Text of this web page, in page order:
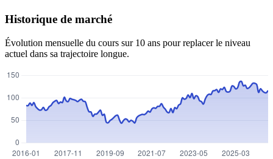
Historique de marché
Évolution mensuelle du cours sur 10 ans pour replacer le niveau
actuel dans sa trajectoire longue.